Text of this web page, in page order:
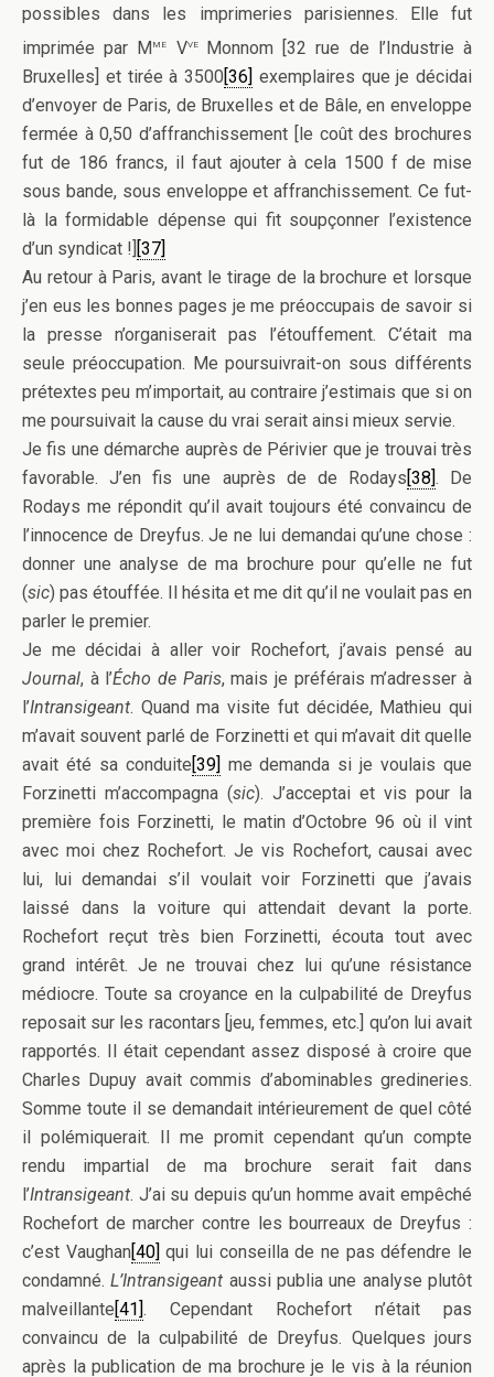
possibles dans les imprimeries parisiennes. Elle fut
imprimée par Mme Vve Monnom [32 rue de l’Industrie à
Bruxelles] et tirée à 3500[36] exemplaires que je décidai
d’envoyer de Paris, de Bruxelles et de Bâle, en enveloppe
fermée à 0,50 d’affranchissement [le coût des brochures
fut de 186 francs, il faut ajouter à cela 1500 f de mise
sous bande, sous enveloppe et affranchissement. Ce fut-
là la formidable dépense qui fit soupçonner l’existence
d’un syndicat !] [37]
Au retour à Paris, avant le tirage de la brochure et lorsque
j’en eus les bonnes pages je me préoccupais de savoir si
la presse n’organiserait pas l’étouffement. C’était ma
seule préoccupation. Me poursuivrait-on sous différents
prétextes peu m’importait, au contraire j’estimais que si on
me poursuivait la cause du vrai serait ainsi mieux servie.
Je fis une démarche auprès de Périvier que je trouvai très
favorable. J’en fis une auprès de de Rodays[38]. De
Rodays me répondit qu’il avait toujours été convaincu de
l’innocence de Dreyfus. Je ne lui demandai qu’une chose :
donner une analyse de ma brochure pour qu’elle ne fut
(sic) pas étouffée. Il hésita et me dit qu’il ne voulait pas en
parler le premier.
Je me décidai à aller voir Rochefort, j’avais pensé au
Journal, à l’Écho de Paris, mais je préférais m’adresser à
l’Intransigeant. Quand ma visite fut décidée, Mathieu qui
m’avait souvent parlé de Forzinetti et qui m’avait dit quelle
avait été sa conduite[39] me demanda si je voulais que
Forzinetti m’accompagna (sic). J’acceptai et vis pour la
première fois Forzinetti, le matin d’Octobre 96 où il vint
avec moi chez Rochefort. Je vis Rochefort, causai avec
lui, lui demandai s’il voulait voir Forzinetti que j’avais
laissé dans la voiture qui attendait devant la porte.
Rochefort reçut très bien Forzinetti, écouta tout avec
grand intérêt. Je ne trouvai chez lui qu’une résistance
médiocre. Toute sa croyance en la culpabilité de Dreyfus
reposait sur les racontars [jeu, femmes, etc.] qu’on lui avait
rapportés. Il était cependant assez disposé à croire que
Charles Dupuy avait commis d’abominables gredineries.
Somme toute il se demandait intérieurement de quel côté
il polémiquerait. Il me promit cependant qu’un compte
rendu impartial de ma brochure serait fait dans
l’Intransigeant. J’ai su depuis qu’un homme avait empêché
Rochefort de marcher contre les bourreaux de Dreyfus :
c’est Vaughan[40] qui lui conseilla de ne pas défendre le
condamné.L’Intransigeant aussi publia une analyse plutôt
malveillante[41]. Cependant Rochefort n’était pas
convaincu de la culpabilité de Dreyfus. Quelques jours
après la publication de ma brochure je le vis à la réunion